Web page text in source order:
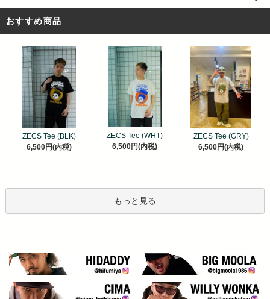
おすすめ商品
ZECS Tee (BLK)
6,500円(内税)
ZECS Tee (WHT)
6,500円(内税)
ZECS Tee (GRY)
6,500円(内税)
もっと見る